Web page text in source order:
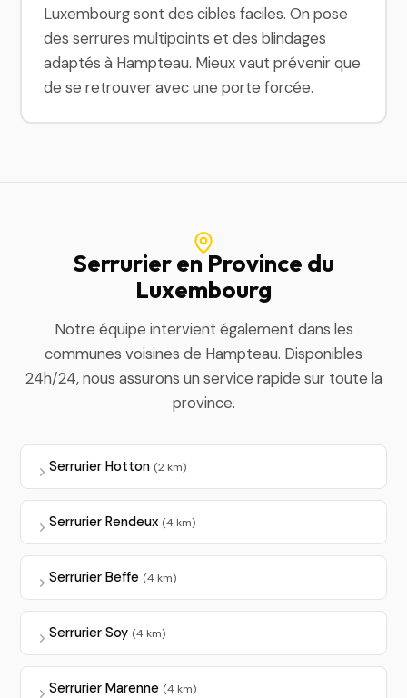
Luxembourg sont des cibles faciles. On pose
des serrures multipoints et des blindages
adaptés à Hampteau. Mieux vaut prévenir que
de se retrouver avec une porte forcée.
Serrurier en Province du
Luxembourg
Notre équipe intervient également dans les
communes voisines de Hampteau. Disponibles
24h/24, nous assurons un service rapide sur toute la
province.
Serrurier Hotton (2 km)
Serrurier Rendeux (4 km)
Serrurier Beffe (4 km)
Serrurier Soy (4 km)
Serrurier Marenne (4 km)